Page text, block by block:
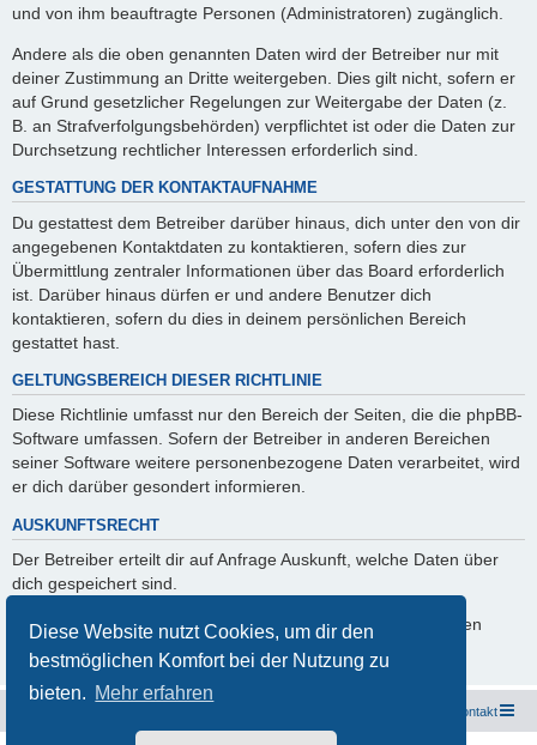
Diese Website nutzt Cookies, um dir den
bestmöglichen Komfort bei der Nutzung zu
bieten. Mehr erfahren
und von ihm beauftragte Personen (Administratoren) zugänglich.
Andere als die oben genannten Daten wird der Betreiber nur mit
deiner Zustimmung an Dritte weitergeben. Dies gilt nicht, sofern er
auf Grund gesetzlicher Regelungen zur Weitergabe der Daten (z.
B. an Strafverfolgungsbehörden) verpflichtet ist oder die Daten zur
Durchsetzung rechtlicher Interessen erforderlich sind.
GESTATTUNG DER KONTAKTAUFNAHME
Du gestattest dem Betreiber darüber hinaus, dich unter den von dir
angegebenen Kontaktdaten zu kontaktieren, sofern dies zur
Übermittlung zentraler Informationen über das Board erforderlich
ist. Darüber hinaus dürfen er und andere Benutzer dich
kontaktieren, sofern du dies in deinem persönlichen Bereich
gestattet hast.
GELTUNGSBEREICH DIESER RICHTLINIE
Diese Richtlinie umfasst nur den Bereich der Seiten, die die phpBB-
Software umfassen. Sofern der Betreiber in anderen Bereichen
seiner Software weitere personenbezogene Daten verarbeitet, wird
er dich darüber gesondert informieren.
AUSKUNFTSRECHT
Der Betreiber erteilt dir auf Anfrage Auskunft, welche Daten über
dich gespeichert sind.
Du kannst jederzeit die Löschung bzw. Sperrung deiner Daten
verlangen. Kontaktiere hierzu bitte den Betreiber.
Kontakt